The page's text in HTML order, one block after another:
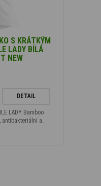
S KRÁTKÝM
LADY BÍLÁ
NEW
DETAIL
LADY Bamboo
antibakteriální a…